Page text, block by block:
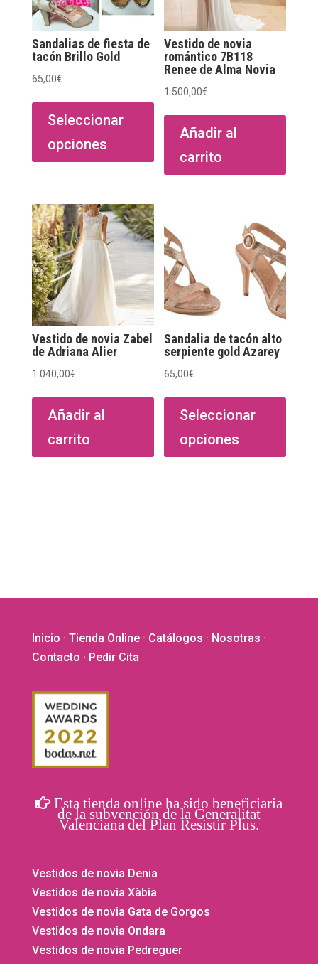
Sandalias de fiesta de
tacón Brillo Gold
65,00€
Seleccionar
opciones
Este
producto
múltiples
opciones
se
pueden
elegir
en
página
de
producto
Vestido de novia
romántico 7B118
Renee de Alma Novia
1.500,00€
Añadir al
carrito
Vestido de novia Zabel
de Adriana Alier
1.040,00€
Añadir al
carrito
Sandalia de tacón alto
serpiente gold Azarey
65,00€
Seleccionar
opciones
la
Inicio · Tienda Online· Catálogos · Nosotras ·
Contacto · Pedir Cita
Esta tienda online ha sido beneficiaria
de la subvención de la Generalitat
Valenciana del Plan Resistir Plus.
Vestidos de novia Denia
Vestidos de novia Xàbia
Vestidos de novia Gata de Gorgos
Vestidos de novia Ondara
Vestidos de novia Pedreguer